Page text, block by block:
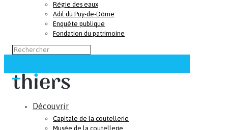
Régie des eaux
Adil du Puy-de-Dôme
Enquête publique
Fondation du patrimoine
Découvrir
Capitale de la coutellerie
Musée de la coutellerie